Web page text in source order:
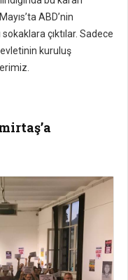
ABD’nin
çıktılar. Sadece
kuruluş